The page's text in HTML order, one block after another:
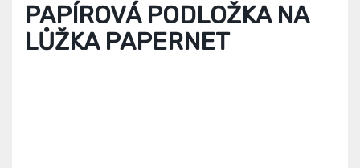
PAPÍROVÁ PODLOŽKA NA
LŮŽKA PAPERNET